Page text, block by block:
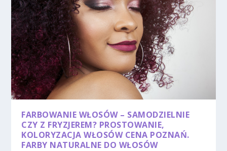
FARBOWANIE WŁOSÓW – SAMODZIELNIE
CZY Z FRYZJEREM? PROSTOWANIE,
KOLORYZACJA WŁOSÓW CENA POZNAŃ.
FARBY NATURALNE DO WŁOSÓW